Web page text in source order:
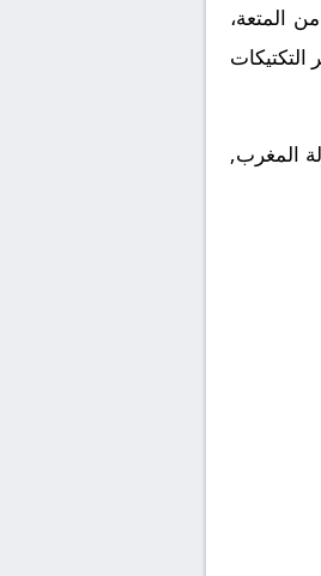
لحظة من المتعة،
المغرب,